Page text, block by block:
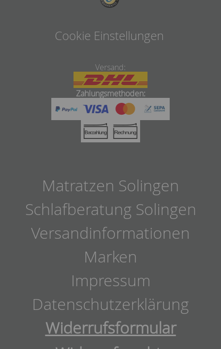
Cookie Einstellungen
Versand:
Zahlungsmethoden:
Matratzen Solingen
Schlafberatung Solingen
Versandinformationen
Marken
Impressum
Datenschutzerklärung
Widerrufsformular